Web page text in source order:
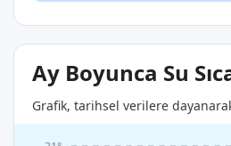
Ay Boyunca Su
Grafik, tarihsel verilere